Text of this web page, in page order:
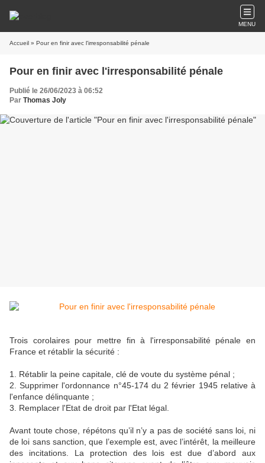
MENU
Accueil » Pour en finir avec l'irresponsabilité pénale
Pour en finir avec l'irresponsabilité pénale
Publié le 26/06/2023 à 06:52
Par Thomas Joly
Trois corolaires pour mettre fin à l'irresponsabilité pénale en
France et rétablir la sécurité :
1. Rétablir la peine capitale, clé de voute du système pénal ;
2. Supprimer l'ordonnance n°45-174 du 2 février 1945 relative à
l'enfance délinquante ;
3. Remplacer l'Etat de droit par l'Etat légal.
Avant toute chose, répétons qu’il n’y a pas de société sans loi, ni
de loi sans sanction, que l’exemple est, avec l’intérêt, la meilleure
des incitations. La protection des lois est due d’abord aux